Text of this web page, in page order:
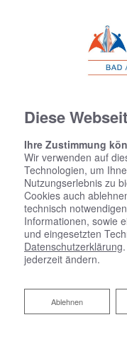
Diese
Ihre Zustimmung
Wir verwenden auf
Technologien, um
Nutzungserlebnis zu
Cookies auch
technisch
Informationen, sowie
und eingesetzten
Datenschutzerklärung
jederzeit ändern.
Ablehnen
Ablehnen